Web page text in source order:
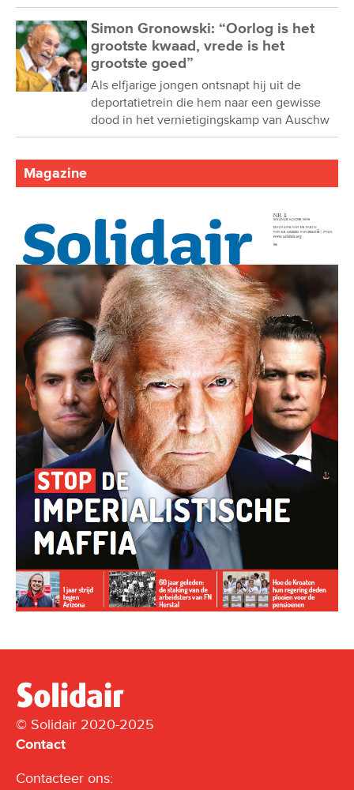
Simon Gronowski: “Oorlog is het
grootste kwaad, vrede is het
grootste goed”
Als elfjarige jongen ontsnapt hij uit de
deportatietrein die hem naar een gewisse
dood in het vernietigingskamp van Auschw
Magazine
© Solidair 2020-2025
Contact
Contacteer ons: